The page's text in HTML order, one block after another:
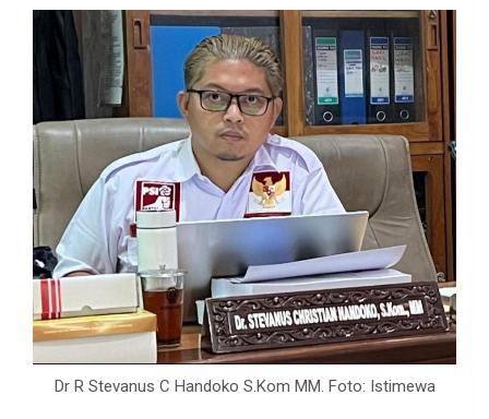
Dr R Stevanus C Handoko S.Kom MM. Foto: Istimewa